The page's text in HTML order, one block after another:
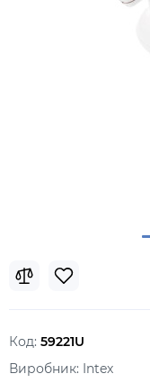
Код: 59221U
Виробник: Intex